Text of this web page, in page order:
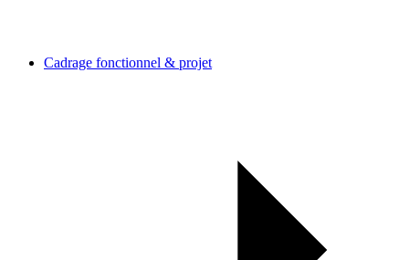
Cadrage fonctionnel & projet